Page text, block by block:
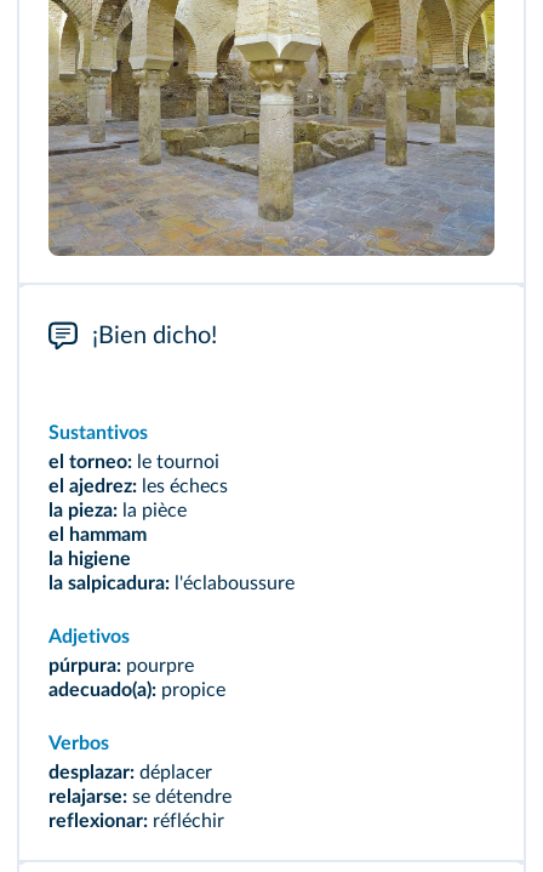
¡Bien dicho!
Sustantivos
el torneo: le tournoi
el ajedrez: les échecs
la pieza: la pièce
el hammam
la higiene
la salpicadura: l'éclaboussure
Adjetivos
púrpura: pourpre
adecuado(a): propice
Verbos
desplazar: déplacer
relajarse: se détendre
reflexionar: réfléchir